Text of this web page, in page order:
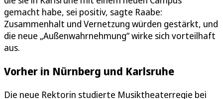
gemacht habe, sei positiv, sagte Raabe:
Zusammenhalt und Vernetzung würden gestärkt, und
die neue „Außenwahrnehmung“ wirke sich vorteilhaft
aus.
Vorher in Nürnberg und Karlsruhe
Die neue Rektorin studierte Musiktheaterregie bei